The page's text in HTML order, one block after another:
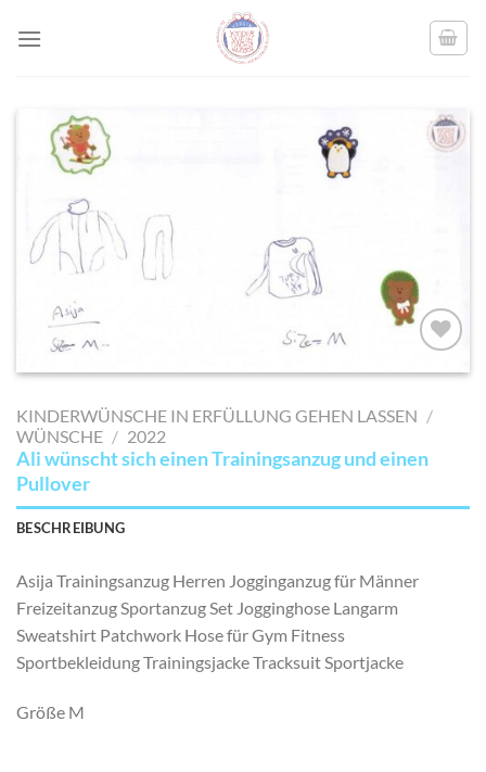
AUF MEINE
SETZEN
KINDERWÜNSCHE IN ERFÜLLUNG GEHEN LASSEN /
WÜNSCHE / 2022
Ali wünscht sich einen Trainingsanzug und einen
Pullover
BESCHREIBUNG
Asija Trainingsanzug Herren Jogginganzug für Männer
Freizeitanzug Sportanzug Set Jogginghose Langarm
Sweatshirt Patchwork Hose für Gym Fitness
Sportbekleidung Trainingsjacke Tracksuit Sportjacke
Größe M